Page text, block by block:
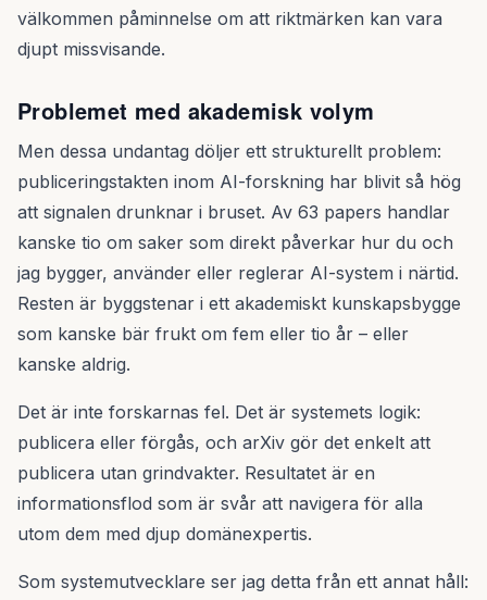
välkommen påminnelse om att riktmärken kan vara
djupt missvisande.
Problemet med akademisk volym
Men dessa undantag döljer ett strukturellt problem:
publiceringstakten inom AI-forskning har blivit så hög
att signalen drunknar i bruset. Av 63 papers handlar
kanske tio om saker som direkt påverkar hur du och
jag bygger, använder eller reglerar AI-system i närtid.
Resten är byggstenar i ett akademiskt kunskapsbygge
som kanske bär frukt om fem eller tio år – eller
kanske aldrig.
Det är inte forskarnas fel. Det är systemets logik:
publicera eller förgås, och arXiv gör det enkelt att
publicera utan grindvakter. Resultatet är en
informationsflod som är svår att navigera för alla
utom dem med djup domänexpertis.
Som systemutvecklare ser jag detta från ett annat håll: